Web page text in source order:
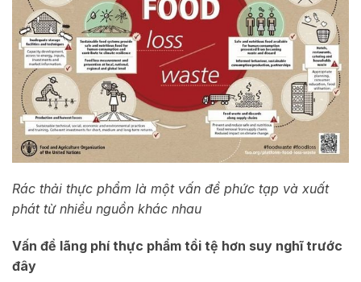
Rác thải thực phẩm là một vấn đề phức tạp và xuất
phát từ nhiều nguồn khác nhau
Vấn đề lãng phí thực phẩm tồi tệ hơn suy nghĩ trước
đây